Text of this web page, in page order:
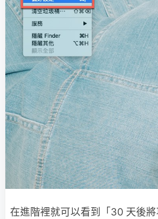
在進階裡就可以看到「30 天後